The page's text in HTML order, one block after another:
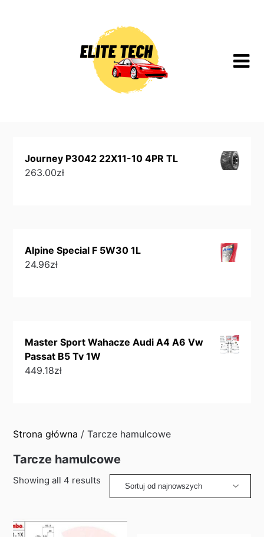
Journey P3042 22X11-10 4PR TL
263.00zł
Alpine Special F 5W30 1L
24.96zł
Master Sport Wahacze Audi A4 A6 Vw
Passat B5 Tv 1W
449.18zł
Strona główna / Tarcze hamulcowe
Tarcze hamulcowe
Showing all 4 results